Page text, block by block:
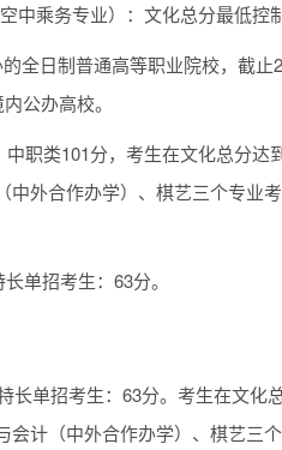
乘务专业）：文化总分最低控
全日制普通高等职业院校，截止
公办高校。
职类101分，考生在文化总分达
外合作办学）、棋艺三个专业
单招考生：63分。
长单招考生：63分。考生在文化
计（中外合作办学）、棋艺三